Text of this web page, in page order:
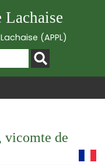
Lachaise
(APPL)
vicomte de